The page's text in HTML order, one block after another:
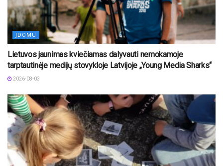
ĮDOMU
Lietuvos jaunimas kviečiamas dalyvauti nemokamoje
tarptautinėje medijų stovykloje Latvijoje „Young Media Sharks“
2026-08-03